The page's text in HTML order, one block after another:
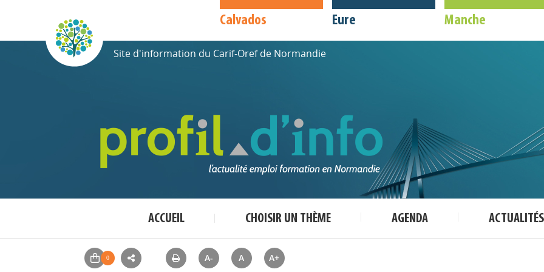
Calvados Eure Manche
Site d'information du Carif-Oref de Normandie
ACCUEIL CHOISIR UN THÈME AGENDA ACTUALITÉS
A- A A+